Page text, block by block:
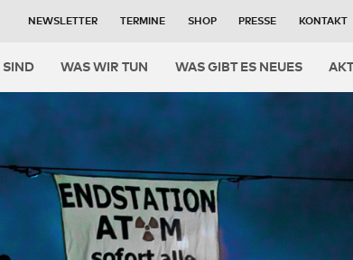
NEWSLETTER TERMINE SHOP PRESSE KONTAKT
SIND WAS WIR TUN WAS GIBT ES NEUES